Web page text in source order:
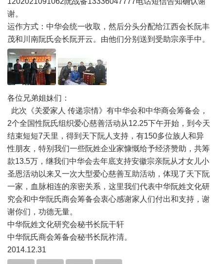
谢。
运作方式：中华会统一收取，然后分头分配给江西会长阮丰
茂和川南阮氏会长阮开云。由他们分别送到受助宗亲手中。
各位兄弟姐妹们：
此次《关爱家人 传递宗情》有中华会和中华商会筹备会，
2个全国性阮氏组织爱心慈善活动从12.25下午开始，到今天
结束短短7天里，得到天下阮人支持，有150多位族人和异
性朋友，特别我们一些阮姓企业家慷慨给予经济赞助，共筹
款13.5万，继我们中华会去年底支持安徽宗亲阮从才女儿小
圣恩活动以来又一次大型爱心慈善互助活动，体现了天下阮
一家，血脉相连的亲密关系，这里我们代表中华阮姓文化研
究会和中华阮氏商会筹备会衷心感谢家人们付出和支持，谢
谢你们，功德无量。
中华阮姓文化研究会秘书长阮干轩
中华阮氏商会筹备会秘书长阮祚清。
2014.12.31